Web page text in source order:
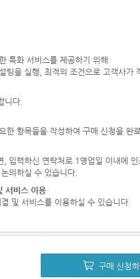
특화 서비스를 제공하기 위해
팅을 실행, 최적의 조건으로 고객사가
니다.
한 항목들을 작성하여 구매 신청을 완
, 입력하신 연락처로 1영업일 이내에
의하실 수 있습니다.
서비스 이용
및 서비스를 이용하실 수 있습니다.
구매 신청